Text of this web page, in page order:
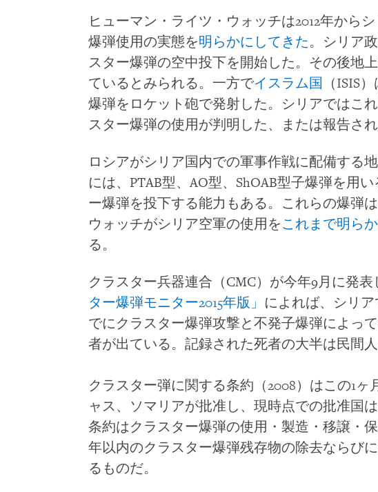
ヒューマン・ライツ・ウォッチは2012年から
爆弾使用の実態を明らかにしてきた。シリア
スター爆弾の空中投下を開始した。その後地
ているとみられる。一方でイスラム国
（ISIS
爆弾をロケット砲で発射した。シリアではこ
スター爆弾の使用が判明した、または報告され
ロシアがシリア国内での軍事作戦に配備する
には、PTAB型、AO型、ShOAB型子爆弾を用
ー爆弾を投下する能力もある。これらの爆弾
ウォッチがシリア空軍の使用をこれまで明ら
る。
クラスター兵器連合（CMC）が今年9月に発
ター爆弾モニター2015年版」 によれば、シリア
でにクラスター爆弾攻撃と不発子爆弾によっ
者が出ている。記録された死者の大半は民間人
クラスター弾に関する条約（2008）はこの1
ャス、ソマリアが批准し、現時点での批准国
条約はクラスター爆弾の使用・製造・移譲・
年以内のクラスター爆弾残存物の除去ならび
るものだ。